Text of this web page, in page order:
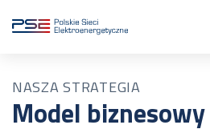
NASZA STRATEGIA
Model biznesowy